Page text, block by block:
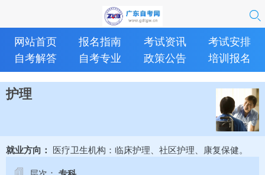
网站首页 报名指南 考试资讯
考试安排
自考解答
自考专业 政策公告 培训报名
护理
就业方向： 医疗卫生机构：临床护理、社区护理、康复保健。